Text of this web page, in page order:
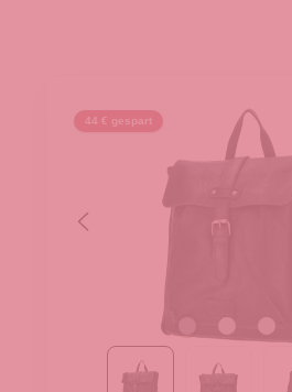
44 € gespart